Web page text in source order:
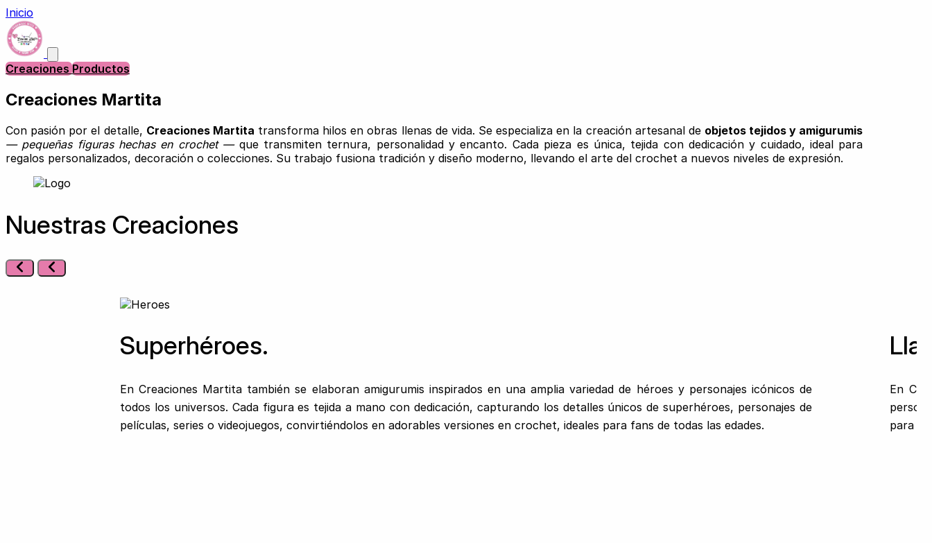
Inicio
CreacionesProductos
Creaciones Martita
Con pasión por el detalle, Creaciones Martita transforma hilos en obras llenas de vida. Se especializa en la creación artesanal de objetos tejidos y amigurumis
— pequeñas figuras hechas en crochet —que transmiten ternura, personalidad y encanto. Cada pieza es única, tejida con dedicación y cuidado, ideal para
regalos personalizados, decoración o colecciones. Su trabajo fusiona tradición y diseño moderno, llevando el arte del crochet a nuevos niveles de expresión.
Nuestras Creaciones
Superhéroes.
En Creaciones Martita también se elaboran amigurumis inspirados en una amplia variedad de héroes y personajes icónicos de
todos los universos. Cada figura es tejida a mano con dedicación, capturando los detalles únicos de superhéroes, personajes de
películas, series o videojuegos, convirtiéndolos en adorables versiones en crochet, ideales para fans de todas las edades.
En
para